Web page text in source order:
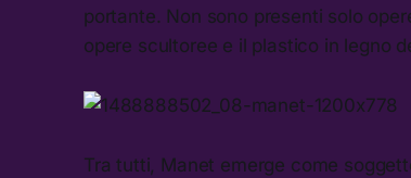
portante. Non sono presenti solo
opere scultoree e il plastico in legno
Tra tutti, Manet emerge come